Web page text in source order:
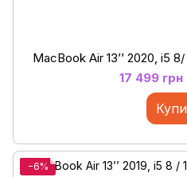
MacBook Air 13’’ 2020, i5
17 499 грн
−6%